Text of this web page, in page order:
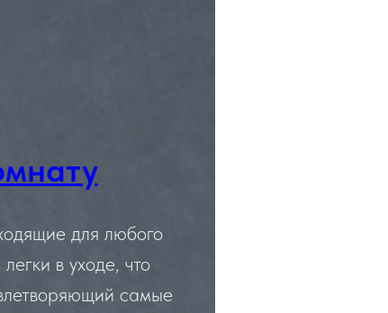
для любого
в уходе, что
самые